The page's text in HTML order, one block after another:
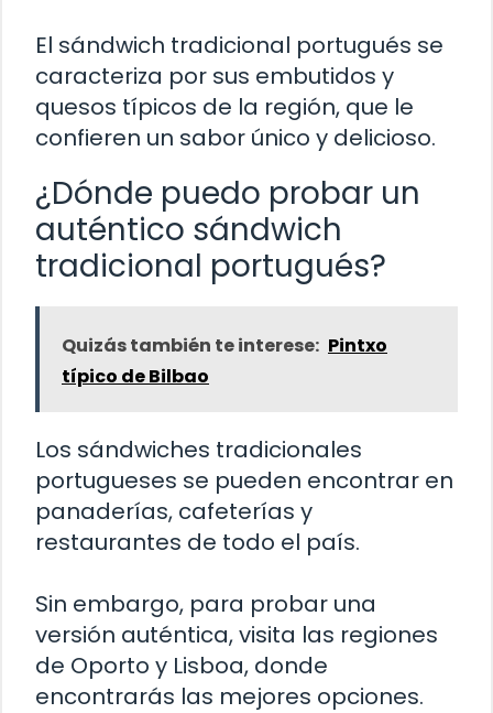
El sándwich tradicional portugués se
caracteriza por sus embutidos y
quesos típicos de la región, que le
confieren un sabor único y delicioso.
¿Dónde puedo probar un
auténtico sándwich
tradicional portugués?
Quizás también te interese: Pintxo
típico de Bilbao
Los sándwiches tradicionales
portugueses se pueden encontrar en
panaderías, cafeterías y
restaurantes de todo el país.
Sin embargo, para probar una
versión auténtica, visita las regiones
de Oporto y Lisboa, donde
encontrarás las mejores opciones.